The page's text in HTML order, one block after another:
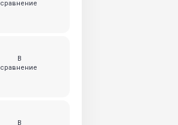
сравнение
В
сравнение
В